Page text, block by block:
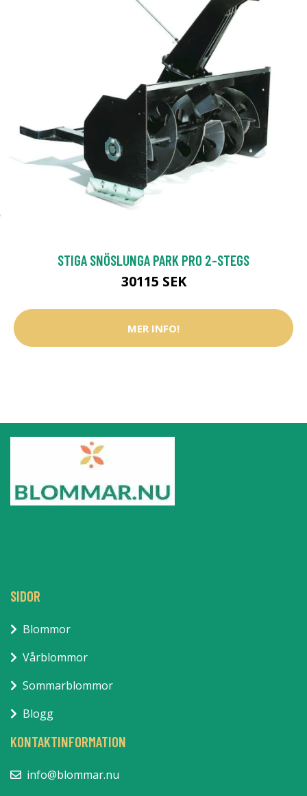
STIGA SNÖSLUNGA PARK PRO 2-STEGS
30115 SEK
MER INFO!
SIDOR
Blommor
Vårblommor
Sommarblommor
Blogg
KONTAKTINFORMATION
info@blommar.nu